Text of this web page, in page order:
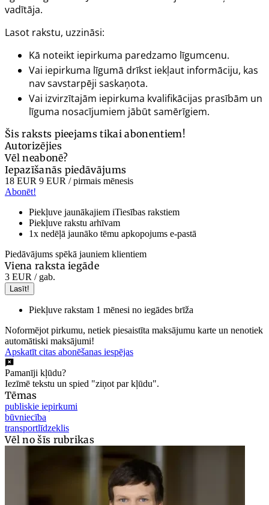
vadītāja.
Lasot rakstu, uzzināsi:
Kā noteikt iepirkuma paredzamo līgumcenu.
Vai iepirkuma līgumā drīkst iekļaut informāciju, kas
nav savstarpēji saskaņota.
Vai izvirzītajām iepirkuma kvalifikācijas prasībām un
līguma nosacījumiem jābūt samērīgiem.
Šis raksts pieejams tikai abonentiem!
Autorizējies
Vēl neabonē?
Iepazīšanās piedāvājums
18 EUR 9 EUR / pirmais mēnesis
Abonēt!
Piekļuve jaunākajiem iTiesības rakstiem
Piekļuve rakstu arhīvam
1x nedēļā jaunāko tēmu apkopojums e-pastā
Piedāvājums spēkā jauniem klientiem
Viena raksta iegāde
3 EUR / gab.
Lasīt!
Piekļuve rakstam 1 mēnesi no iegādes brīža
Noformējot pirkumu, netiek piesaistīta maksājumu karte un nenotiek
automātiski maksājumi!
Apskatīt citas abonēšanas iespējas
Pamanīji kļūdu?
Iezīmē tekstu un spied "ziņot par kļūdu".
Tēmas
publiskie iepirkumi
būvniecība
transportlīdzeklis
Vēl no šīs rubrikas